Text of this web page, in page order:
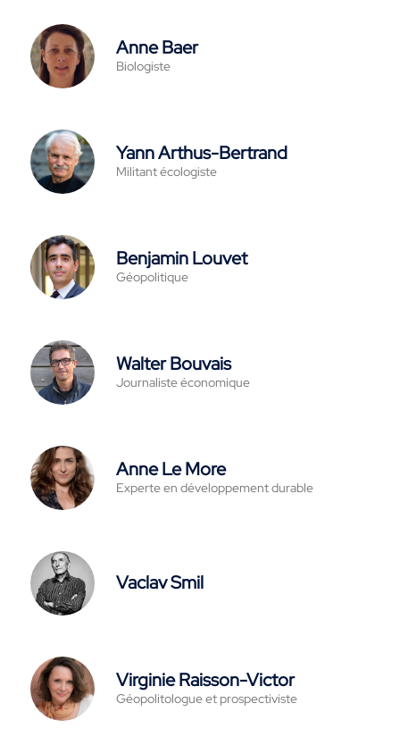
Anne Baer
Biologiste
Yann Arthus-Bertrand
Militant écologiste
Benjamin Louvet
Géopolitique
Walter Bouvais
Journaliste économique
Anne Le More
Experte en développement durable
Vaclav Smil
Virginie Raisson-Victor
Géopolitologue et prospectiviste